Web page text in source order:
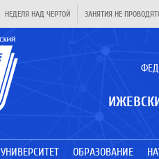
НЕДЕЛЯ НАД ЧЕРТОЙ ЗАНЯТИЯ НЕ
УНИВЕРСИТЕТ ОБРАЗОВАНИЕ